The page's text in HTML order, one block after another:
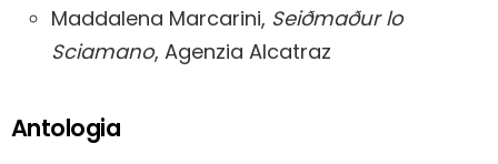
Maddalena Marcarini, Seiðmaður lo
Sciamano, Agenzia Alcatraz
Antologia